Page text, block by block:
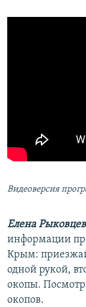
Видеоверсия
Елена
информации
Крым:
одной рукой,
окопы.
окопов.